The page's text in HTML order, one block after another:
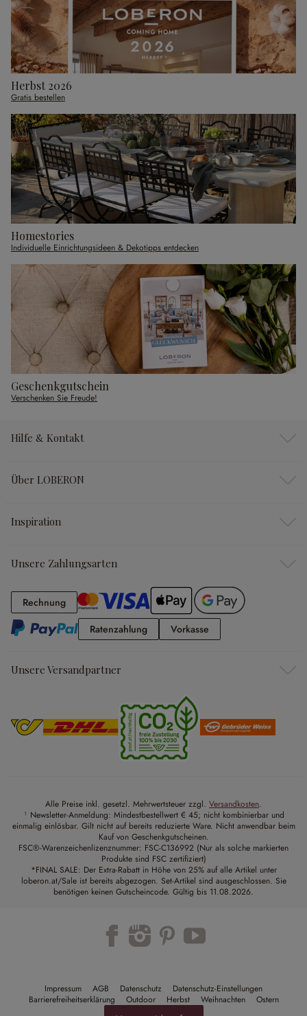
Herbst 2026
Gratis bestellen
Homestories
Individuelle Einrichtungsideen & Dekotipps entdecken
Geschenkgutschein
Verschenken Sie Freude!
Hilfe & Kontakt
Über LOBERON
Inspiration
Unsere Zahlungsarten
RechnungRechnung
RatenzahlungRatenzahlung
Vorkasse
Unsere Versandpartner
Alle Preise inkl. gesetzl. Mehrwertsteuer zzgl. Versandkosten.
¹ Newsletter-Anmeldung: Mindestbestellwert € 45; nicht kombinierbar und
einmalig einlösbar. Gilt nicht auf bereits reduzierte Ware. Nicht anwendbar beim
Kauf von Geschenkgutscheinen.
FSC®-Warenzeichenlizenznummer: FSC-C136992 (Nur als solche markierten
Produkte sind FSC zertifiziert)
*FINAL SALE: Der Extra-Rabatt in Höhe von 25% auf alle Artikel unter
loberon.at/Sale ist bereits abgezogen. Set-Artikel sind ausgeschlossen. Sie
benötigen keinen Gutscheincode. Gültig bis 11.08.2026.
Impressum AGB Datenschutz
Datenschutz-Einstellungen
Barrierefreiheitserklärung
Outdoor Herbst Weihnachten Ostern